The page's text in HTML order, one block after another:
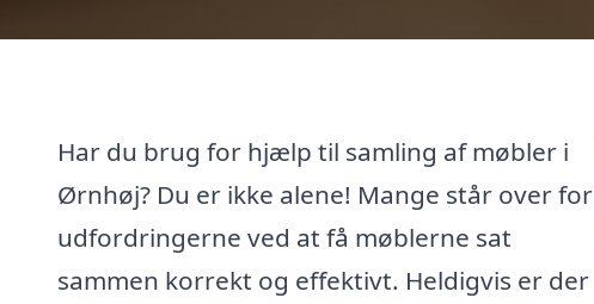
Har du brug for hjælp til samling af møbler i
Ørnhøj? Du er ikke alene! Mange står over for
udfordringerne ved at få møblerne sat
sammen korrekt og effektivt. Heldigvis er der